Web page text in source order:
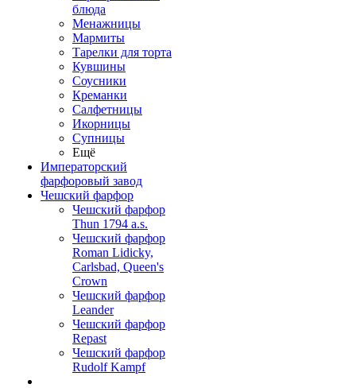
блюда
Менажницы
Мармиты
Тарелки для торта
Кувшины
Соусники
Креманки
Салфетницы
Икорницы
Супницы
Ещё
Императорский
фарфоровый завод
Чешский фарфор
Чешский фарфор
Thun 1794 a.s.
Чешский фарфор
Roman Lidicky,
Carlsbad, Queen's
Crown
Чешский фарфор
Leander
Чешский фарфор
Repast
Чешский фарфор
Rudolf Kampf